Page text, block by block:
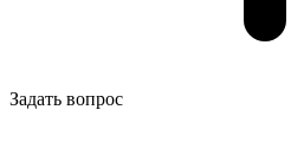
Задать вопрос